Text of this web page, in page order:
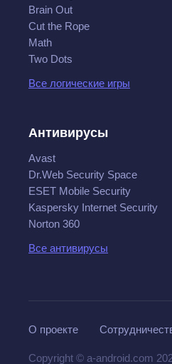
Brain Out
Cut the Rope
Math
Two Dots
Все логические игры
Антивирусы
Avast
Dr.Web Security Space
ESET Mobile Security
Kaspersky Internet Security
Norton 360
Все антивирусы
О проекте
Copyright © a-android.com